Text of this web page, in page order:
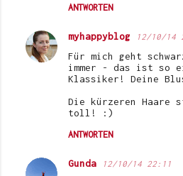
ANTWORTEN
myhappyblog 12/10/14
Für mich geht
immer - das ist so
Klassiker! Deine
Die kürzeren Haare
toll! :)
ANTWORTEN
Gunda 12/10/14 22:11